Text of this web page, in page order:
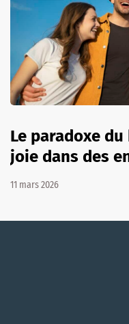
Le paradoxe
joie dans des
11 mars 2026